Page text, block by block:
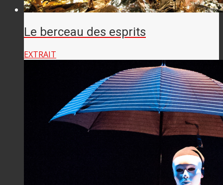
Le berceau des esprits
EXTRAIT